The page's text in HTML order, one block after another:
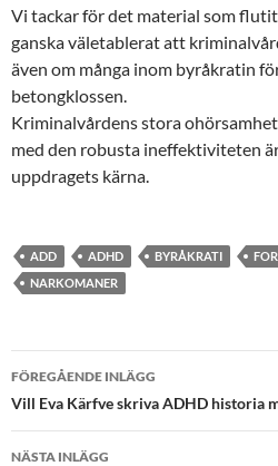
Vi tackar för det material som
ganska väletablerat att
även om många inom byråkratin
betongklossen.
Kriminalvårdens stora
med den robusta ineffektiviteten
uppdragets kärna.
ADD ADHD BYRÅKRATI
NARKOMANER
Inläggsnavigering
FÖREGÅENDE INLÄGG
Vill Eva Kärfve skriva ADHD historia
NÄSTA INLÄGG